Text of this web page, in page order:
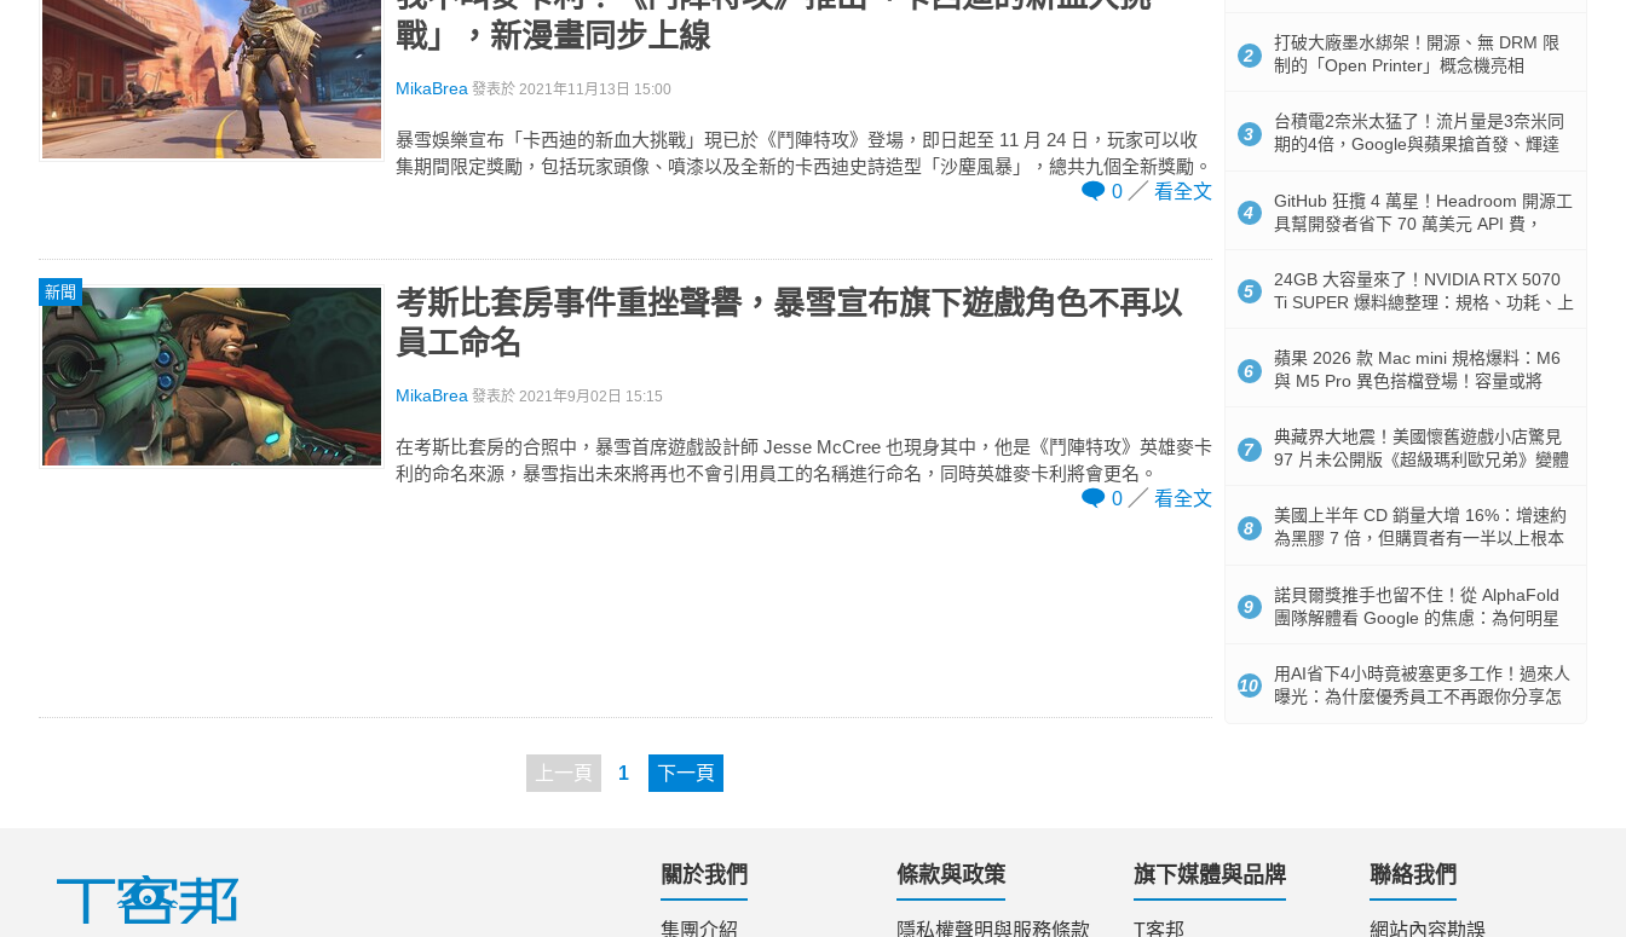
戰」，新漫畫同步上線
MikaBrea 發表於 2021年11月13日 15:00
暴雪娛樂宣布「卡西迪的新血大挑戰」現已於《鬥陣特攻》登場，即日起至 11 月 24 日，玩家可以收
集期間限定獎勵，包括玩家頭像、噴漆以及全新的卡西迪史詩造型「沙塵風暴」，總共九個全新獎勵。
0
看全文
新聞
考斯比套房事件重挫聲譽，暴雪宣布旗下遊戲角色不再以
員工命名
MikaBrea 發表於 2021年9月02日 15:15
在考斯比套房的合照中，暴雪首席遊戲設計師 Jesse McCree 也現身其中，他是《鬥陣特攻》英雄麥卡
利的命名來源，暴雪指出未來將再也不會引用員工的名稱進行命名，同時英雄麥卡利將會更名。
0
看全文
上一頁 1 下一頁
2
打破大廠墨水綁架！開源、無 DRM 限
制的「Open Printer」概念機亮相
3
台積電2奈米太猛了！流片量是3奈米同
期的4倍，Google與蘋果搶首發、輝達
4
GitHub 狂攬 4 萬星！Headroom 開源工
具幫開發者省下 70 萬美元 API 費，
5
24GB 大容量來了！NVIDIA RTX 5070
Ti SUPER 爆料總整理：規格、功耗、上
6
蘋果 2026 款 Mac mini 規格爆料：M6
與 M5 Pro 異色搭檔登場！容量或將
7
典藏界大地震！美國懷舊遊戲小店驚見
97 片未公開版《超級瑪利歐兄弟》變體
8
美國上半年 CD 銷量大增 16%：增速約
為黑膠 7 倍，但購買者有一半以上根本
9
諾貝爾獎推手也留不住！從 AlphaFold
團隊解體看 Google 的焦慮：為何明星
10
用AI省下4小時竟被塞更多工作！過來人
曝光：為什麼優秀員工不再跟你分享怎
關於我們
集團介紹
條款與政策
隱私權聲明與服務條款
旗下媒體與品牌
T客邦
聯絡我們
網站內容勘誤